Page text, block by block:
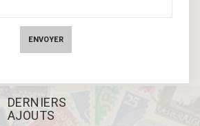
ENVOYER
DERNIERS
AJOUTS